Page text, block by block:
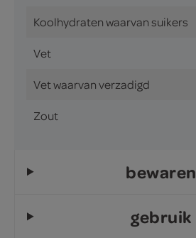
Koolhydraten waarvan suikers
Vet
Vet waarvan verzadigd
Zout
bewaren
gebruik